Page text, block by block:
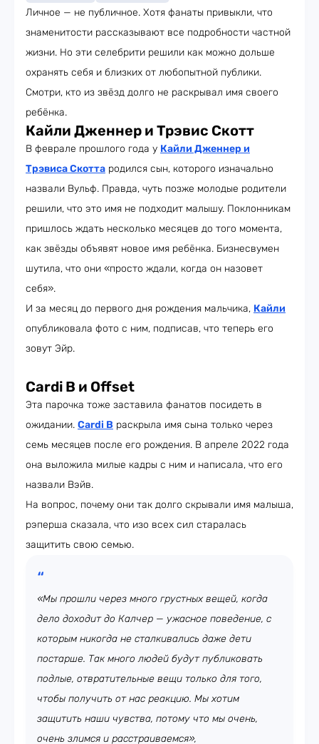
Личное — не публичное. Хотя фанаты привыкли, что
знаменитости рассказывают все подробности частной
жизни. Но эти селебрити решили как можно дольше
охранять себя и близких от любопытной публики.
Смотри, кто из звёзд долго не раскрывал имя своего
ребёнка.
Кайли Дженнер и Трэвис Скотт
В феврале прошлого года у Кайли Дженнер и
Трэвиса Скотта родился сын, которого изначально
назвали Вульф. Правда, чуть позже молодые родители
решили, что это имя не подходит малышу. Поклонникам
пришлось ждать несколько месяцев до того момента,
как звёзды объявят новое имя ребёнка. Бизнесвумен
шутила, что они «просто ждали, когда он назовет
себя».
И за месяц до первого дня рождения мальчика, Кайли
опубликовала фото с ним, подписав, что теперь его
зовут Эйр.
Cardi B и Offset
Эта парочка тоже заставила фанатов посидеть в
ожидании. Cardi B раскрыла имя сына только через
семь месяцев после его рождения. В апреле 2022 года
она выложила милые кадры с ним и написала, что его
назвали Вэйв.
На вопрос, почему они так долго скрывали имя малыша,
рэперша сказала, что изо всех сил старалась
защитить свою семью.
«Мы прошли через много грустных вещей, когда
дело доходит до Калчер — ужасное поведение, с
которым никогда не сталкивались даже дети
постарше. Так много людей будут публиковать
подлые, отвратительные вещи только для того,
чтобы получить от нас реакцию. Мы хотим
защитить наши чувства, потому что мы очень,
очень злимся и расстраиваемся»,